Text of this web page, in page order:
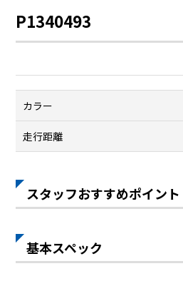
P1340493
カラー
走行距離
スタッフおすすめポイント
基本スペック